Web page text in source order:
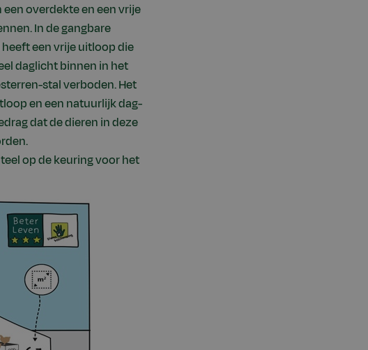
overdekte en een vrije
In de gangbare
een vrije uitloop die
daglicht binnen in het
stal verboden. Het
en een natuurlijk dag-
dat de dieren in deze
op de keuring voor het